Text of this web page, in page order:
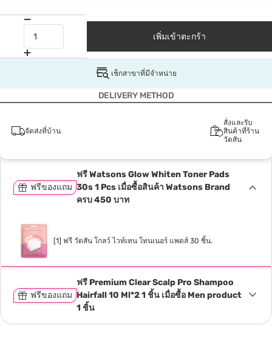
เพิ่มเข้าตะกร้า
เช็กสาขาที่มีจำหน่าย
DELIVERY METHOD
จัดส่งที่บ้าน
สั่งและรับ
สินค้าที่ร้าน
วัตสัน
ฟรีของแถม
ฟรี Watsons Glow Whiten Toner Pads
30s 1 Pcs เมื่อซื้อสินค้า Watsons Brand
ครบ 450 บาท
[1] ฟรี วัตสัน โกลว์ ไวท์เทน โทนเนอร์ แพดส์ 30 ชิ้น.
ฟรีของแถม
ฟรี Premium Clear Scalp Pro Shampoo
Hairfall 10 Ml*2 1 ชิ้น เมื่อซื้อ Men product
1 ชิ้น